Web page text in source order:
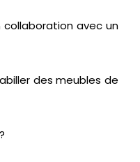
collaboration avec un
des meubles de